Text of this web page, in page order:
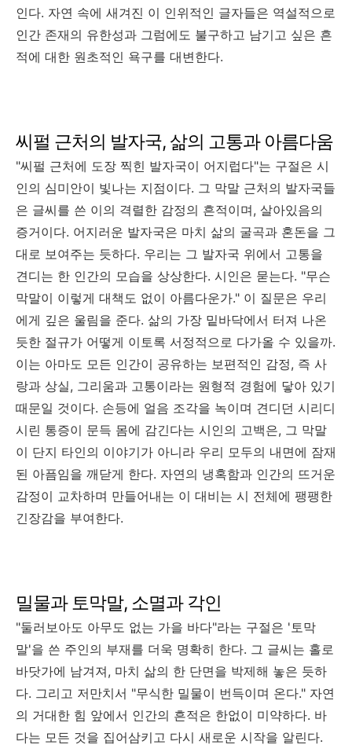
인다. 자연 속에 새겨진 이 인위적인 글자들은 역설적으로
인간 존재의 유한성과 그럼에도 불구하고 남기고 싶은 흔
적에 대한 원초적인 욕구를 대변한다.
씨펄 근처의 발자국, 삶의 고통과 아름다움
"씨펄 근처에 도장 찍힌 발자국이 어지럽다"는 구절은 시
인의 심미안이 빛나는 지점이다. 그 막말 근처의 발자국들
은 글씨를 쓴 이의 격렬한 감정의 흔적이며, 살아있음의
증거이다. 어지러운 발자국은 마치 삶의 굴곡과 혼돈을 그
대로 보여주는 듯하다. 우리는 그 발자국 위에서 고통을
견디는 한 인간의 모습을 상상한다. 시인은 묻는다. "무슨
막말이 이렇게 대책도 없이 아름다운가." 이 질문은 우리
에게 깊은 울림을 준다. 삶의 가장 밑바닥에서 터져 나온
듯한 절규가 어떻게 이토록 서정적으로 다가올 수 있을까.
이는 아마도 모든 인간이 공유하는 보편적인 감정, 즉 사
랑과 상실, 그리움과 고통이라는 원형적 경험에 닿아 있기
때문일 것이다. 손등에 얼음 조각을 녹이며 견디던 시리디
시린 통증이 문득 몸에 감긴다는 시인의 고백은, 그 막말
이 단지 타인의 이야기가 아니라 우리 모두의 내면에 잠재
된 아픔임을 깨닫게 한다. 자연의 냉혹함과 인간의 뜨거운
감정이 교차하며 만들어내는 이 대비는 시 전체에 팽팽한
긴장감을 부여한다.
밀물과 토막말, 소멸과 각인
"둘러보아도 아무도 없는 가을 바다"라는 구절은 '토막
말'을 쓴 주인의 부재를 더욱 명확히 한다. 그 글씨는 홀로
바닷가에 남겨져, 마치 삶의 한 단면을 박제해 놓은 듯하
다. 그리고 저만치서 "무식한 밀물이 번득이며 온다." 자연
의 거대한 힘 앞에서 인간의 흔적은 한없이 미약하다. 바
다는 모든 것을 집어삼키고 다시 새로운 시작을 알린다.